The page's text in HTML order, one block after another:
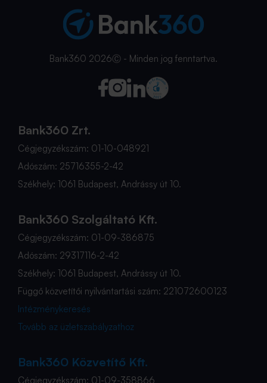
Bank360 2026Ⓒ - Minden jog fenntartva.
Bank360 Zrt.
Cégjegyzékszám: 01-10-048921
Adószám: 25716355-2-42
Székhely: 1061 Budapest, Andrássy út 10.
Bank360 Szolgáltató Kft.
Cégjegyzékszám: 01-09-386875
Adószám: 29317116-2-42
Székhely: 1061 Budapest, Andrássy út 10.
Függő közvetítői nyilvántartási szám: 221072600123
Intézménykeresés
Tovább az üzletszabályzathoz
Bank360 Közvetítő Kft.
Cégjegyzékszám: 01-09-358866